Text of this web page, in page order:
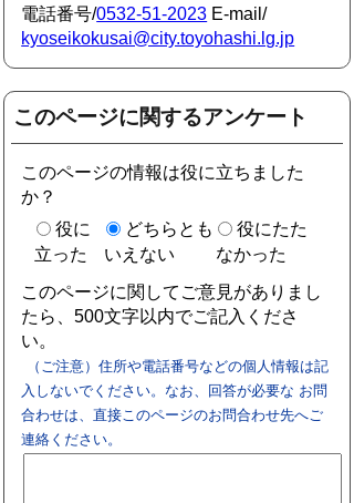
電話番号/0532-51-2023 E-mail/
kyoseikokusai@city.toyohashi.lg.jp
このページに関するアンケート
このページの情報は役に立ちました
か？
役に
立った
どちらとも
いえない
役にたた
なかった
このページに関してご意見がありまし
たら、500文字以内でご記入くださ
い。
（ご注意）住所や電話番号などの個人情報は記
入しないでください。なお、回答が必要な お問
合わせは、直接このページのお問合わせ先へご
連絡ください。